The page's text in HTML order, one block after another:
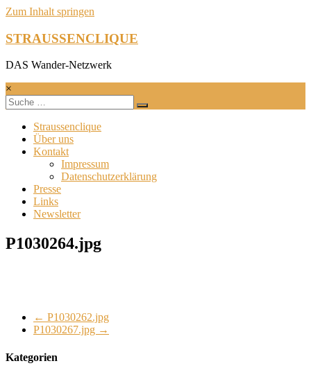
Zum Inhalt springen
STRAUSSENCLIQUE
DAS Wander-Netzwerk
×
Straussenclique
Über uns
Kontakt
Impressum
Datenschutzerklärung
Presse
Links
Newsletter
P1030264.jpg
← P1030262.jpg
P1030267.jpg →
Kategorien